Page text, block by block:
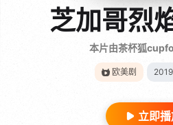
芝加哥烈
本片由茶杯狐
欧美剧 2019
立即